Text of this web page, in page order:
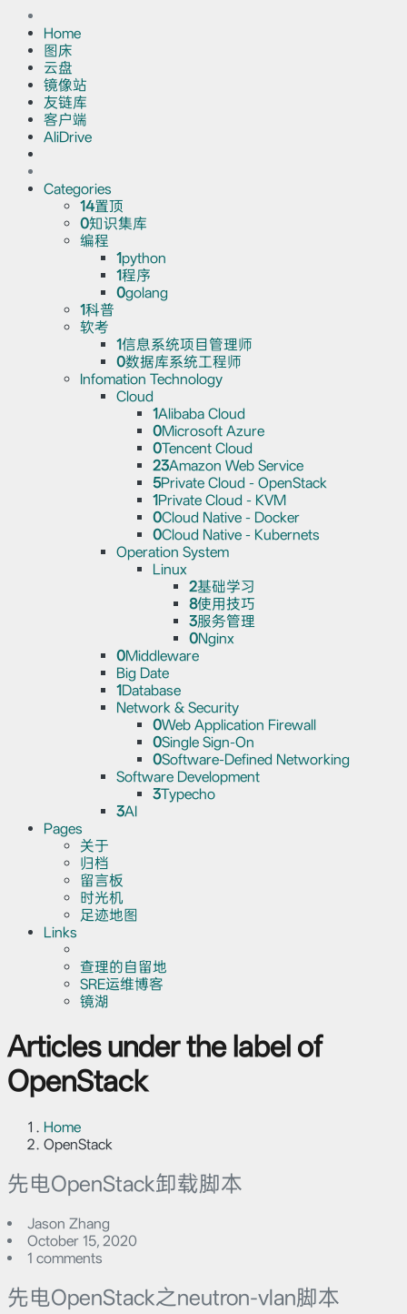
Home
图床
云盘
镜像站
友链库
客户端
AliDrive
Categories
14置顶
0知识集库
编程
1python
1程序
0golang
1科普
软考
1信息系统项目管理师
0数据库系统工程师
Infomation Technology
Cloud
1Alibaba Cloud
0Microsoft Azure
0Tencent Cloud
23Amazon Web Service
5Private Cloud - OpenStack
1Private Cloud - KVM
0Cloud Native - Docker
0Cloud Native - Kubernets
Operation System
Linux
2基础学习
8使用技巧
3服务管理
0Nginx
0Middleware
Big Date
1Database
Network & Security
0Web Application Firewall
0Single Sign-On
0Software-Defined Networking
Software Development
3Typecho
3AI
Pages
关于
归档
留言板
时光机
足迹地图
Links
查理的自留地
SRE运维博客
镜湖
Articles under the label of
OpenStack
Home
OpenStack
先电OpenStack卸载脚本
Jason Zhang
October 15, 2020
1 comments
先电OpenStack之neutron-vlan脚本